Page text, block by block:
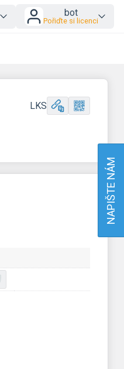
bot
Pořiďte si licenci
LKS
NAPIŠTE NÁM